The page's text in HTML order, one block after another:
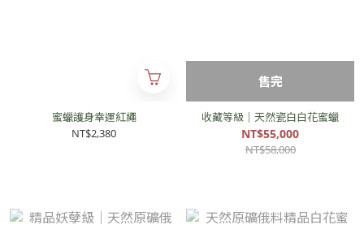
蜜蠟護身幸運紅繩
NT$2,380
售完
收藏等級｜天然瓷白白花蜜蠟
NT$55,000
NT$58,000